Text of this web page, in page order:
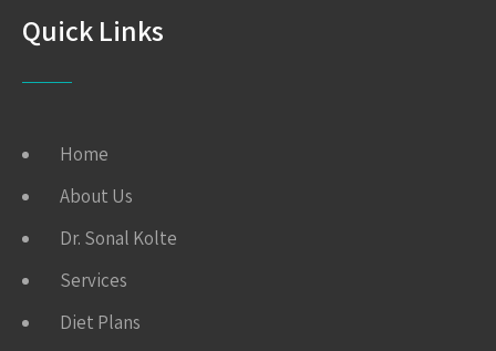
Quick Links
Home
About Us
Dr. Sonal Kolte
Services
Diet Plans